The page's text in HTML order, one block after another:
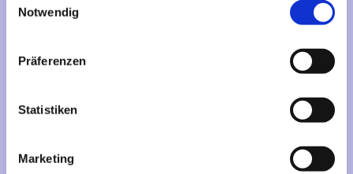
Notwendig
Präferenzen
Statistiken
Marketing
Mehr über...
Vertrag widerrufen
Informationen